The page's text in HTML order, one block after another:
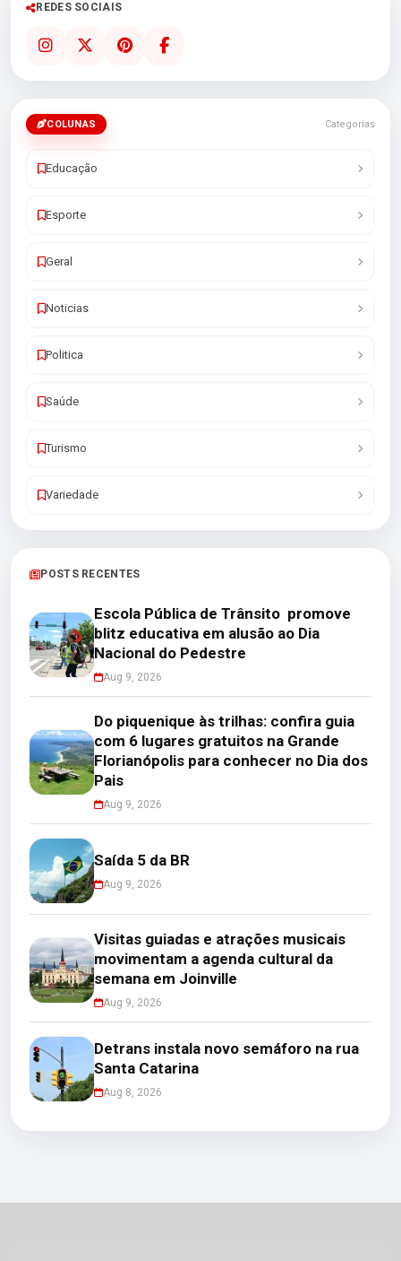
REDES SOCIAIS
COLUNAS Categorias
Educação
Esporte
Geral
Noticias
Politica
Saúde
Turismo
Variedade
POSTS RECENTES
Escola Pública de Trânsito promove
blitz educativa em alusão ao Dia
Nacional do Pedestre
Aug 9, 2026
Do piquenique às trilhas: confira guia
com 6 lugares gratuitos na Grande
Florianópolis para conhecer no Dia dos
Pais
Aug 9, 2026
Saída 5 da BR
Aug 9, 2026
Visitas guiadas e atrações musicais
movimentam a agenda cultural da
semana em Joinville
Aug 9, 2026
Detrans instala novo semáforo na rua
Santa Catarina
Aug 8, 2026